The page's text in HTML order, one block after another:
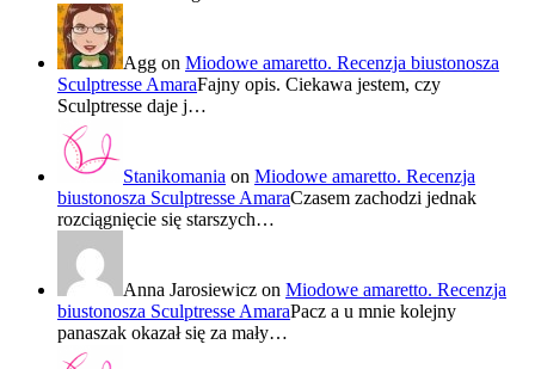
Agg on Miodowe amaretto. Recenzja biustonosza
Sculptresse AmaraFajny opis. Ciekawa jestem, czy
Sculptresse daje j…
Stanikomania on Miodowe amaretto. Recenzja
biustonosza Sculptresse AmaraCzasem zachodzi jednak
rozciągnięcie się starszych…
Anna Jarosiewicz on Miodowe amaretto. Recenzja
biustonosza Sculptresse AmaraPacz a u mnie kolejny
panaszak okazał się za mały…